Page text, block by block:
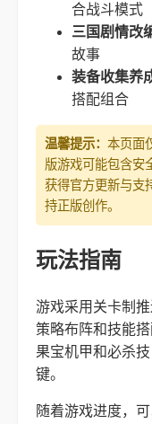
合战斗模式
三国剧情改
故事
装备收集养
搭配组合
温馨提示： 本页面
版游戏可能包含安
获得官方更新与支
持正版创作。
玩法指南
游戏采用关卡制
策略布阵和技能
果宝机甲和必杀
键。
随着游戏进度，